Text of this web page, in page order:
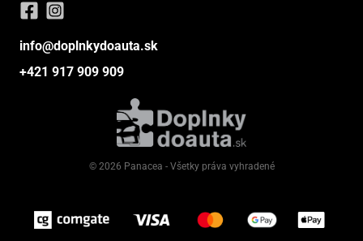
info@doplnkydoauta.sk
+421 917 909 909
© 2026 Panacea - Všetky práva vyhradené